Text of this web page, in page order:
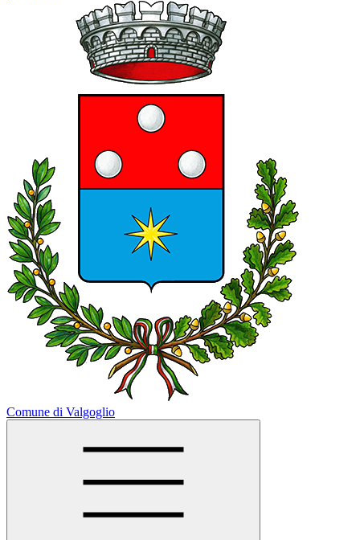
Comune di Valgoglio